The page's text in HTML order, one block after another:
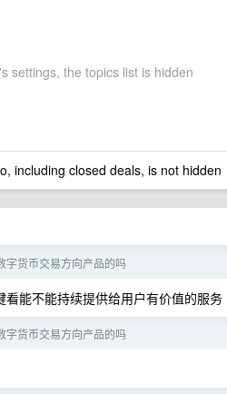
settings, the topics list is hidden
including closed deals, is not hidden
字货币交易方向产品的吗
能不能持续提供给用户有价值的服务
字货币交易方向产品的吗